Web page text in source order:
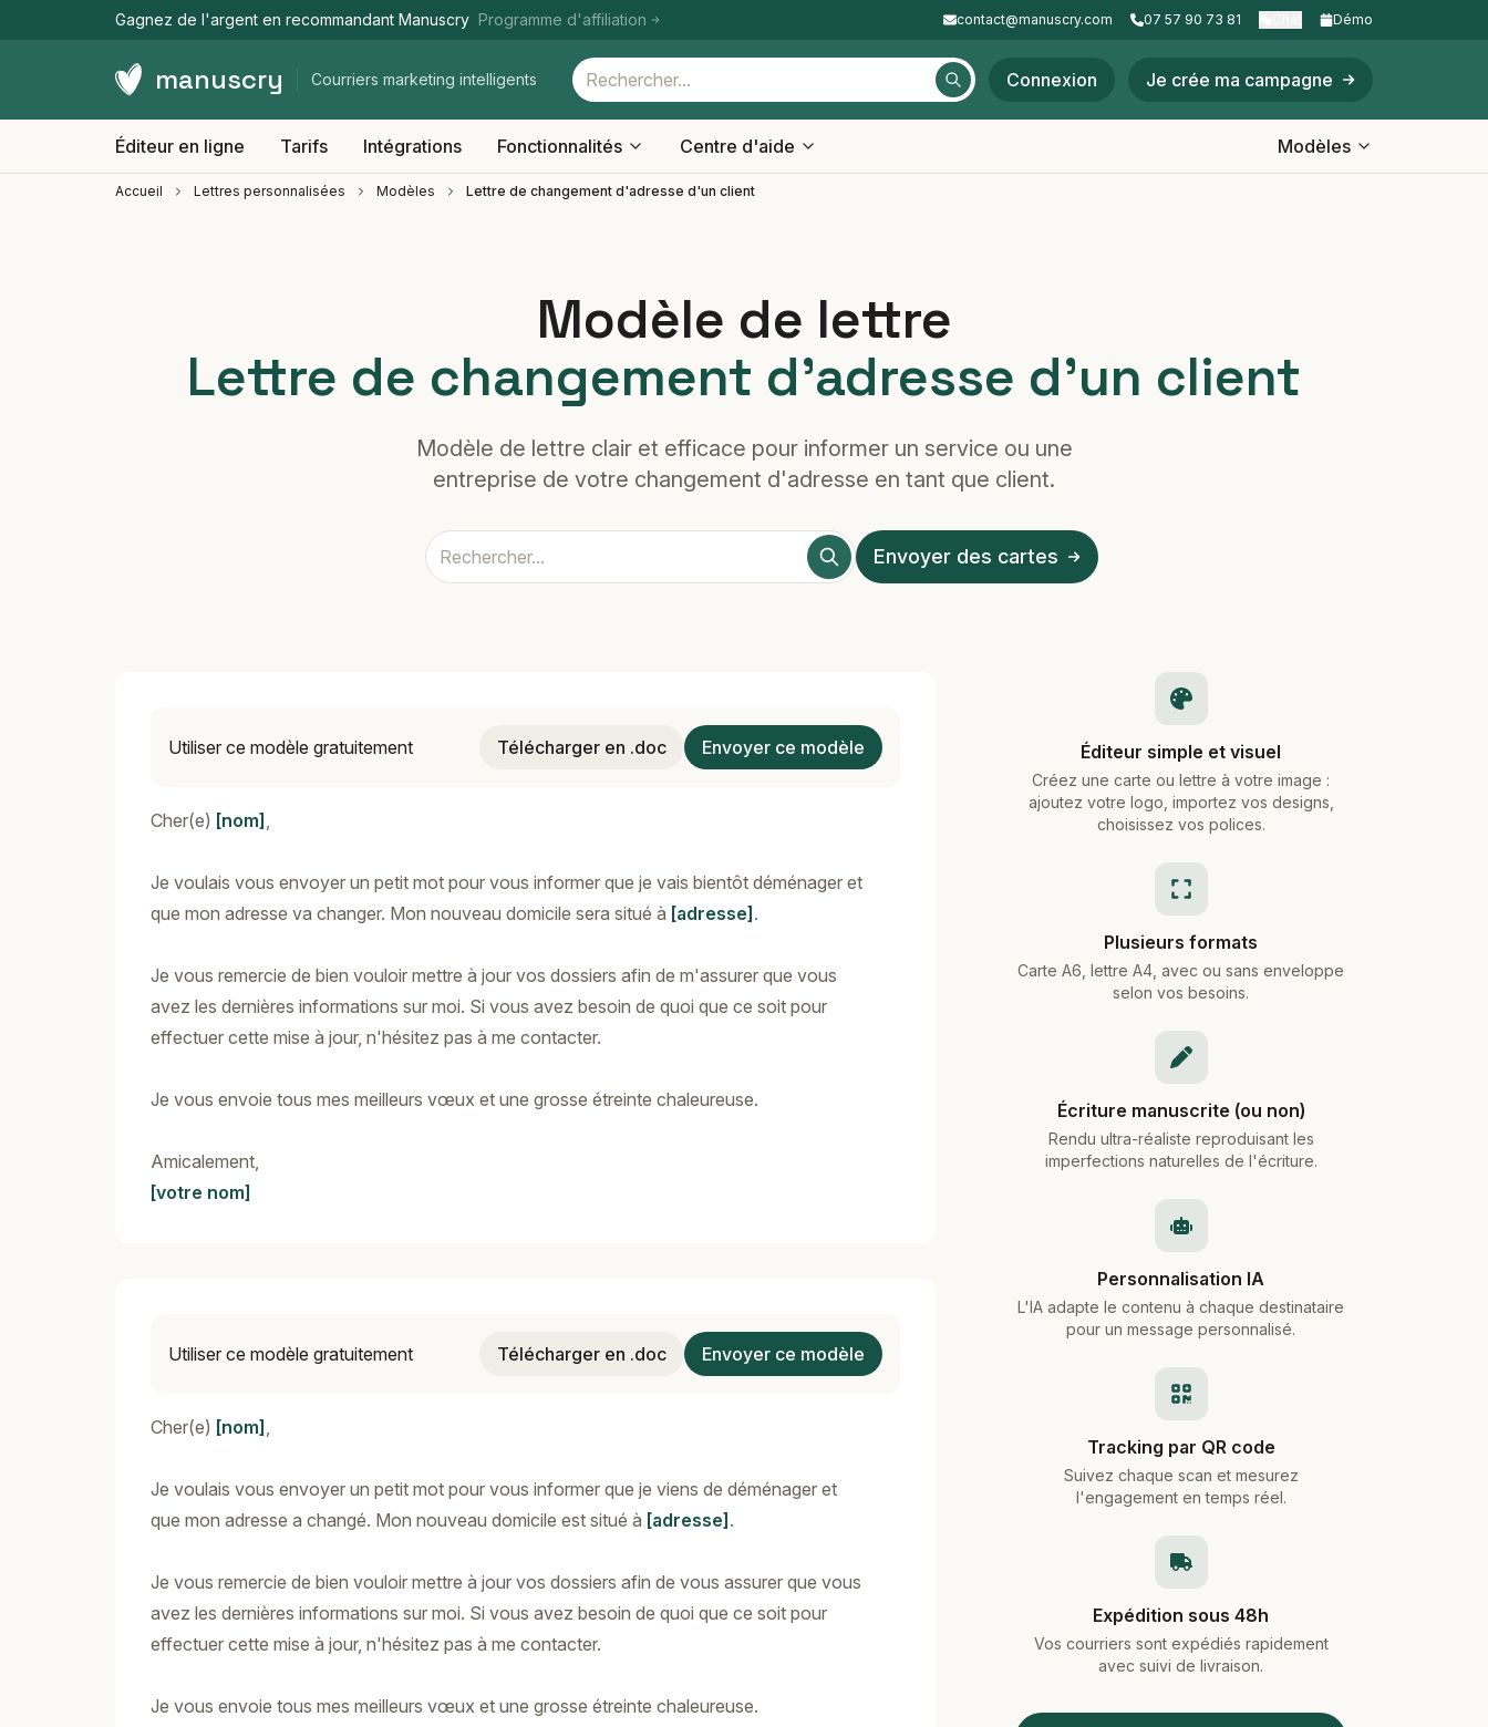
Gagnez de l'argent en recommandant Manuscry Programme d'affiliation contact@manuscry.com 07 57 90 73 81 Démo
manuscry Courriers marketing intelligents Connexion Je crée ma campagne
Éditeur en ligne Tarifs Intégrations Fonctionnalités Centre d'aide Modèles
Accueil Lettres personnalisées Modèles Lettre de changement d'adresse d'un client
Modèle de lettre
Lettre de changement d'adresse d'un client
Modèle de lettre clair et efficace pour informer un service ou une
entreprise de votre changement d'adresse en tant que client.
Envoyer des cartes
Utiliser ce modèle gratuitement Télécharger en .doc Envoyer ce modèle
Cher(e) [nom] ,
Je voulais vous envoyer un petit mot pour vous informer que je vais bientôt déménager et
que mon adresse va changer. Mon nouveau domicile sera situé à [adresse] .
Je vous remercie de bien vouloir mettre à jour vos dossiers afin de m'assurer que vous
avez les dernières informations sur moi. Si vous avez besoin de quoi que ce soit pour
effectuer cette mise à jour, n'hésitez pas à me contacter.
Je vous envoie tous mes meilleurs vœux et une grosse étreinte chaleureuse.
Amicalement,
[votre nom]
Utiliser ce modèle gratuitement Télécharger en .doc Envoyer ce modèle
Cher(e) [nom] ,
Je voulais vous envoyer un petit mot pour vous informer que je viens de déménager et
que mon adresse a changé. Mon nouveau domicile est situé à [adresse] .
Je vous remercie de bien vouloir mettre à jour vos dossiers afin de vous assurer que vous
avez les dernières informations sur moi. Si vous avez besoin de quoi que ce soit pour
effectuer cette mise à jour, n'hésitez pas à me contacter.
Je vous envoie tous mes meilleurs vœux et une grosse étreinte chaleureuse.
Éditeur simple et visuel
Créez une carte ou lettre à votre image :
ajoutez votre logo, importez vos designs,
choisissez vos polices.
Plusieurs formats
Carte A6, lettre A4, avec ou sans enveloppe
selon vos besoins.
Écriture manuscrite (ou non)
Rendu ultra-réaliste reproduisant les
imperfections naturelles de l'écriture.
Personnalisation IA
L'IA adapte le contenu à chaque destinataire
pour un message personnalisé.
Tracking par QR code
Suivez chaque scan et mesurez
l'engagement en temps réel.
Expédition sous 48h
Vos courriers sont expédiés rapidement
avec suivi de livraison.